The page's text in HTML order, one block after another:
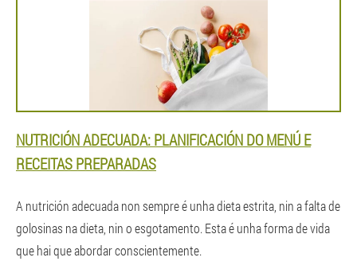
NUTRICIÓN ADECUADA: PLANIFICACIÓN DO MENÚ E
RECEITAS PREPARADAS
A nutrición adecuada non sempre é unha dieta estrita, nin a falta de
golosinas na dieta, nin o esgotamento. Esta é unha forma de vida
que hai que abordar conscientemente.